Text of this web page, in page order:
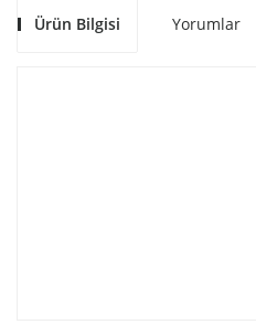
Ürün Bilgisi Yorumlar